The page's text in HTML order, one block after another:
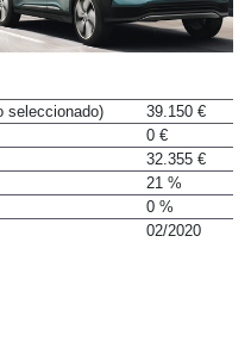
seleccionado)
39.150 €
0 €
32.355 €
21 %
0 %
02/2020